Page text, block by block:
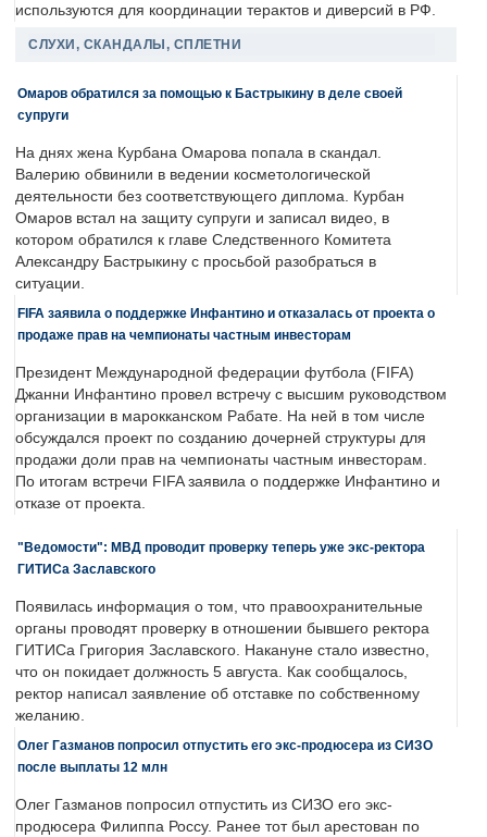
используются для координации терактов и диверсий в РФ.
СЛУХИ, СКАНДАЛЫ, СПЛЕТНИ
Омаров обратился за помощью к Бастрыкину в деле своей
супруги
На днях жена Курбана Омарова попала в скандал.
Валерию обвинили в ведении косметологической
деятельности без соответствующего диплома. Курбан
Омаров встал на защиту супруги и записал видео, в
котором обратился к главе Следственного Комитета
Александру Бастрыкину с просьбой разобраться в
ситуации.
FIFA заявила о поддержке Инфантино и отказалась от проекта о
продаже прав на чемпионаты частным инвесторам
Президент Международной федерации футбола (FIFA)
Джанни Инфантино провел встречу с высшим руководством
организации в марокканском Рабате. На ней в том числе
обсуждался проект по созданию дочерней структуры для
продажи доли прав на чемпионаты частным инвесторам.
По итогам встречи FIFA заявила о поддержке Инфантино и
отказе от проекта.
"Ведомости": МВД проводит проверку теперь уже экс-ректора
ГИТИСа Заславского
Появилась информация о том, что правоохранительные
органы проводят проверку в отношении бывшего ректора
ГИТИСа Григория Заславского. Накануне стало известно,
что он покидает должность 5 августа. Как сообщалось,
ректор написал заявление об отставке по собственному
желанию.
Олег Газманов попросил отпустить его экс-продюсера из СИЗО
после выплаты 12 млн
Олег Газманов попросил отпустить из СИЗО его экс-
продюсера Филиппа Россу. Ранее тот был арестован по